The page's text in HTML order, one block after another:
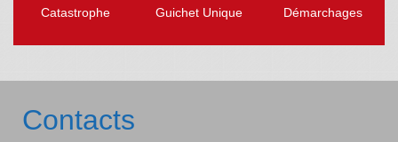
Catastrophe Guichet Unique Démarchages
Contacts